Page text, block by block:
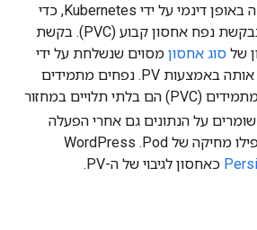
על ידי אדמין, או שהוקצה באופן דינמי על ידי Kubernetes, כדי
למלא בקשה שבוצעה בבקשת נפח אחסון קבוע (PVC). בקשת
סוג אחסוןמסוים שנשלחת על ידי
משתמש, ואפשר למלא אותה באמצעות PV. נפחים מתמידים
(PV) ותביעות לנפחים מתמידים (PVC) הם בלתי תלויים במחזור
על הנתונים גם אחרי הפעלה
מחדש, תזמון מחדש ואפילו מחיקה של Pod. ‫WordPress
כאחסון לגיבוי של ה-PV.